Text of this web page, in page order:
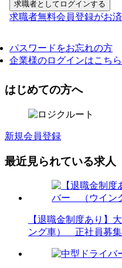
求職者無料会員登録がお
パスワードをお忘れの方
企業様のログインはこちら
はじめての方へ
新規会員登録
最近見られている求人
【退職金制度あり】
ング車） 正社員募